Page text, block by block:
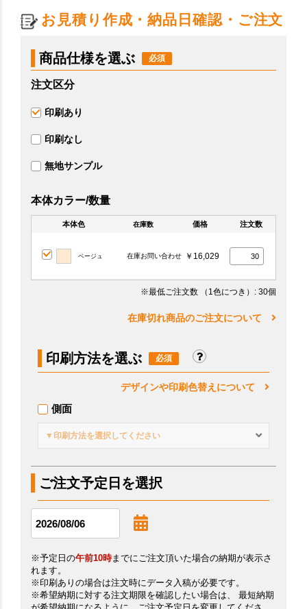
お見積り作成・納品日確認・ご注文
商品仕様を選ぶ
注文区分
印刷あり
印刷なし
無地サンプル
本体カラー/数量
本体色 在庫数 価格 注文数
ベージュ 在庫お問い合わせ ￥16,029
※最低ご注文数 （1色につき） : 30個
在庫切れ商品のご注文について
印刷方法を選ぶ
デザインや印刷色替えについて
側面
▼印刷方法を選択してください
ご注文予定日を選択
※予定日の午前10時までにご注文頂いた場合の納期が表示さ
れます。
※印刷ありの場合は注文時にデータ入稿が必要です。
※希望納期に対する注文期限を確認したい場合は、 最短納期